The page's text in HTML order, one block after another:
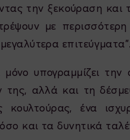
την ξεκούραση
με περισσότερη
υπογραμμίζει
της, αλλά και τη
κουλτούρας, ένα
και τα δυνητικά